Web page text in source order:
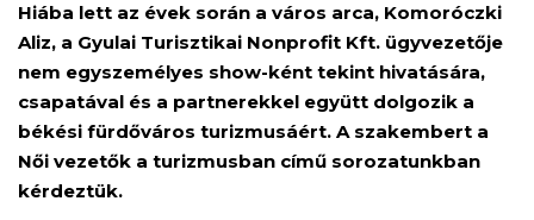
Hiába lett az évek során a város arca, Komoróczki
Aliz, a Gyulai Turisztikai Nonprofit Kft. ügyvezetője
nem egyszemélyes show-ként tekint hivatására,
csapatával és a partnerekkel együtt dolgozik a
békési fürdőváros turizmusáért. A szakembert a
Női vezetők a turizmusban című sorozatunkban
kérdeztük.